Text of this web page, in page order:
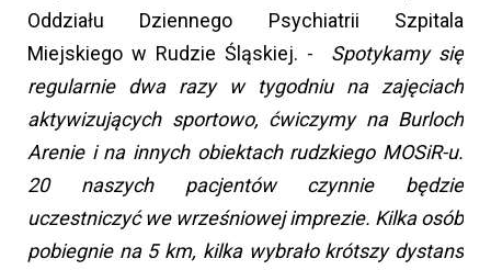
Oddziału Dziennego Psychiatrii Szpitala
Miejskiego w Rudzie Śląskiej. - Spotykamy się
regularnie dwa razy w tygodniu na zajęciach
aktywizujących sportowo, ćwiczymy na Burloch
Arenie i na innych obiektach rudzkiego MOSiR-u.
20 naszych pacjentów czynnie będzie
uczestniczyć we wrześniowej imprezie. Kilka osób
pobiegnie na 5 km, kilka wybrało krótszy dystans